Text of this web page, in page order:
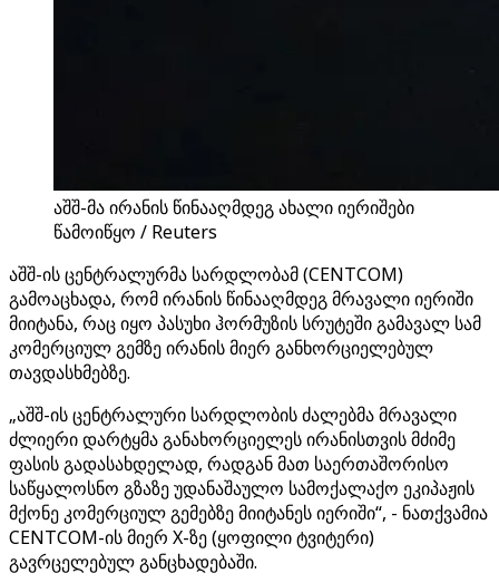
აშშ-მა ირანის წინააღმდეგ ახალი იერიშები
წამოიწყო / Reuters
აშშ-ის ცენტრალურმა სარდლობამ (CENTCOM)
გამოაცხადა, რომ ირანის წინააღმდეგ მრავალი იერიში
მიიტანა, რაც იყო პასუხი ჰორმუზის სრუტეში გამავალ სამ
კომერციულ გემზე ირანის მიერ განხორციელებულ
თავდასხმებზე.
„აშშ-ის ცენტრალური სარდლობის ძალებმა მრავალი
ძლიერი დარტყმა განახორციელეს ირანისთვის მძიმე
ფასის გადასახდელად, რადგან მათ საერთაშორისო
საწყალოსნო გზაზე უდანაშაულო სამოქალაქო ეკიპაჟის
მქონე კომერციულ გემებზე მიიტანეს იერიში“, - ნათქვამია
CENTCOM-ის მიერ X-ზე (ყოფილი ტვიტერი)
გავრცელებულ განცხადებაში.